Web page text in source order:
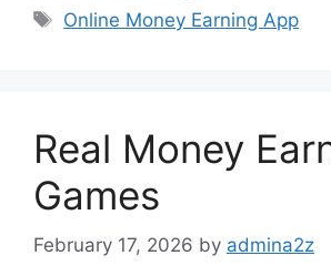
Tags
Online Money Earning App
Real Money
Games
February 17, 2026 by admina2z